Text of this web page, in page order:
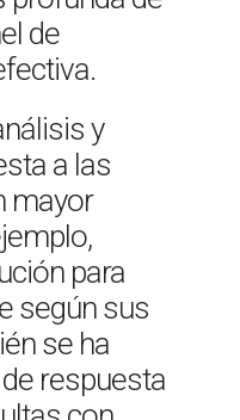
de
y
a las
mayor
para
según sus
se ha
respuesta